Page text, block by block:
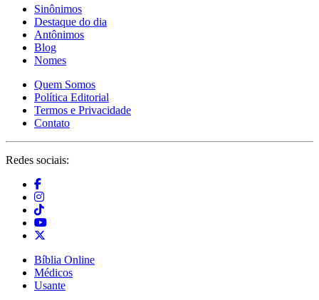
Sinônimos
Destaque do dia
Antônimos
Blog
Nomes
Quem Somos
Política Editorial
Termos e Privacidade
Contato
Redes sociais:
Bíblia Online
Médicos
Usante